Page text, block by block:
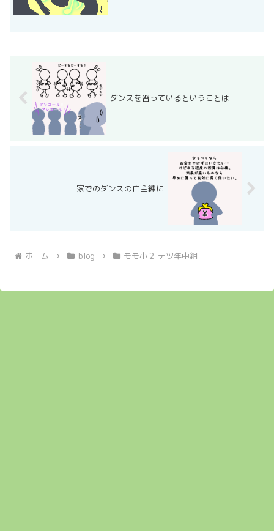
ダンスを習っているということは
家でのダンスの自主練に
ホーム blog モモ小２ テツ年中組